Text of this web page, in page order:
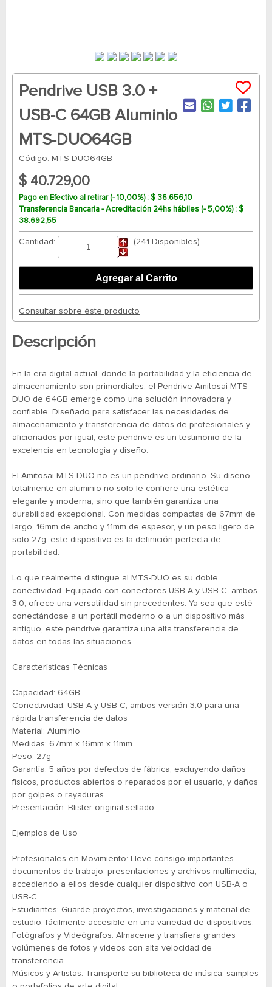
Pendrive USB 3.0 +
USB-C 64GB Aluminio
MTS-DUO64GB
Código: MTS-DUO64GB
$ 40.729,00
Pago en Efectivo al retirar (- 10,00%) : $ 36.656,10
Transferencia Bancaria - Acreditación 24hs hábiles (- 5,00%) : $
38.692,55
Cantidad: (241 Disponibles)
Consultar sobre éste producto
Descripción
En la era digital actual, donde la portabilidad y la eficiencia de
almacenamiento son primordiales, el Pendrive Amitosai MTS-
DUO de 64GB emerge como una solución innovadora y
confiable. Diseñado para satisfacer las necesidades de
almacenamiento y transferencia de datos de profesionales y
aficionados por igual, este pendrive es un testimonio de la
excelencia en tecnología y diseño.
El Amitosai MTS-DUO no es un pendrive ordinario. Su diseño
totalmente en aluminio no solo le confiere una estética
elegante y moderna, sino que también garantiza una
durabilidad excepcional. Con medidas compactas de 67mm de
largo, 16mm de ancho y 11mm de espesor, y un peso ligero de
solo 27g, este dispositivo es la definición perfecta de
portabilidad.
Lo que realmente distingue al MTS-DUO es su doble
conectividad. Equipado con conectores USB-A y USB-C, ambos
3.0, ofrece una versatilidad sin precedentes. Ya sea que esté
conectándose a un portátil moderno o a un dispositivo más
antiguo, este pendrive garantiza una alta transferencia de
datos en todas las situaciones.
Características Técnicas
Capacidad: 64GB
Conectividad: USB-A y USB-C, ambos versión 3.0 para una
rápida transferencia de datos
Material: Aluminio
Medidas: 67mm x 16mm x 11mm
Peso: 27g
Garantía: 5 años por defectos de fábrica, excluyendo daños
físicos, productos abiertos o reparados por el usuario, y daños
por golpes o rayaduras
Presentación: Blister original sellado
Ejemplos de Uso
Profesionales en Movimiento: Lleve consigo importantes
documentos de trabajo, presentaciones y archivos multimedia,
accediendo a ellos desde cualquier dispositivo con USB-A o
USB-C.
Estudiantes: Guarde proyectos, investigaciones y material de
estudio, fácilmente accesible en una variedad de dispositivos.
Fotógrafos y Videógrafos: Almacene y transfiera grandes
volúmenes de fotos y videos con alta velocidad de
transferencia.
Músicos y Artistas: Transporte su biblioteca de música, samples